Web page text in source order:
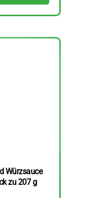
Würzsauce
zu 207 g